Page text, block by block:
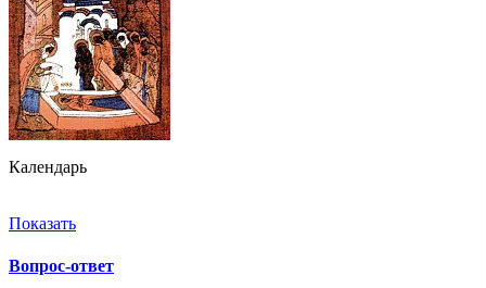
Календарь
Показать
Вопрос-ответ